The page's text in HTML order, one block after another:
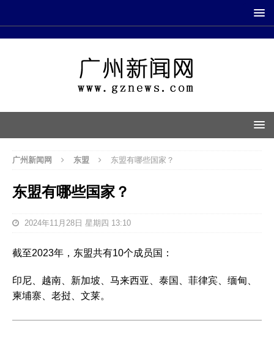
广州新闻网 东盟 东盟有哪些国家？
东盟有哪些国家？
2024年11月28日 星期四 13:10
截至2023年，东盟共有10个成员国：
印尼、越南、新加坡、马来西亚、泰国、菲律宾、缅甸、
柬埔寨、老挝、文莱。